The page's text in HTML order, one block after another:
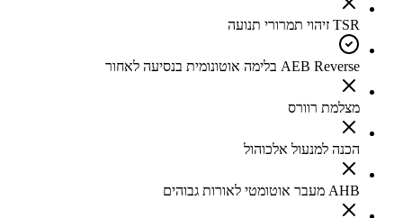
TSR זיהוי תמרורי תנועה
AEB Reverse בלימה אוטונומית בנסיעה לאחור
מצלמת רוורס
הכנה למנעול אלכוהול
AHB מעבר אוטומטי לאורות גבוהים